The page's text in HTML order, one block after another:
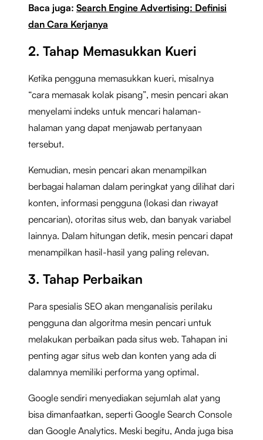
Baca juga: Search Engine Advertising: Definisi
dan Cara Kerjanya
2. Tahap Memasukkan Kueri
Ketika pengguna memasukkan kueri, misalnya
“cara memasak kolak pisang”, mesin pencari akan
menyelami indeks untuk mencari halaman-
halaman yang dapat menjawab pertanyaan
tersebut.
Kemudian, mesin pencari akan menampilkan
berbagai halaman dalam peringkat yang dilihat dari
konten, informasi pengguna (lokasi dan riwayat
pencarian), otoritas situs web, dan banyak variabel
lainnya. Dalam hitungan detik, mesin pencari dapat
menampilkan hasil-hasil yang paling relevan.
3. Tahap Perbaikan
Para spesialis SEO akan menganalisis perilaku
pengguna dan algoritma mesin pencari untuk
melakukan perbaikan pada situs web. Tahapan ini
penting agar situs web dan konten yang ada di
dalamnya memiliki performa yang optimal.
Google sendiri menyediakan sejumlah alat yang
bisa dimanfaatkan, seperti Google Search Console
dan Google Analytics. Meski begitu, Anda juga bisa